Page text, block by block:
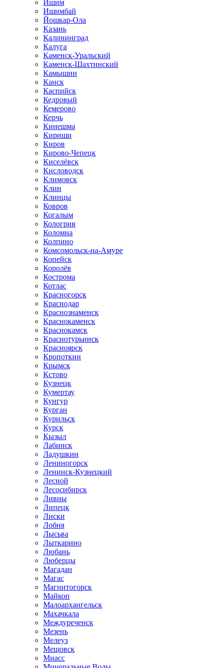
Ишим
Ишимбай
Йошкар-Ола
Казань
Калининград
Калуга
Каменск-Уральский
Каменск-Шахтинский
Камышин
Канск
Каспийск
Кедровый
Кемерово
Керчь
Кинешма
Кириши
Киров
Кирово-Чепецк
Киселёвск
Кисловодск
Климовск
Клин
Клинцы
Ковров
Когалым
Кологрив
Коломна
Колпино
Комсомольск-на-Амуре
Копейск
Королёв
Кострома
Котлас
Красногорск
Краснодар
Краснознаменск
Краснокаменск
Краснокамск
Краснотурьинск
Красноярск
Кропоткин
Крымск
Кстово
Кузнецк
Кумертау
Кунгур
Курган
Курильск
Курск
Кызыл
Лабинск
Ладушкин
Лениногорск
Ленинск-Кузнецкий
Лесной
Лесосибирск
Ливны
Липецк
Лиски
Лобня
Лысьва
Лыткарино
Любань
Люберцы
Магадан
Магас
Магнитогорск
Майкоп
Малоархангельск
Махачкала
Междуреченск
Мезень
Мелеуз
Мещовск
Миасс